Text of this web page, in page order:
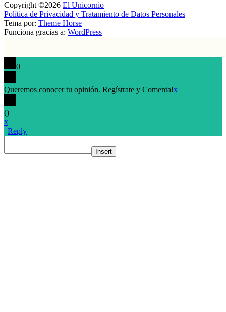
Copyright ©2026 El Unicornio
Política de Privacidad y Tratamiento de Datos Personales
Tema por: Theme Horse
Funciona gracias a: WordPress
0
Queremos conocer tu opinión. Regístrate y Comenta!x
()
x
| Reply
Insert